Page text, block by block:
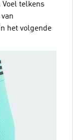
telkens
het volgende